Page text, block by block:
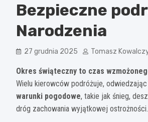
Bezpieczne
Narodzenia
27 grudnia 2025 Tomasz
Okres świąteczny to czas
Wielu kierowców podróżuje,
warunki pogodowe, takie jak śnieg,
dróg zachowania wyjątkowej ostrożności.